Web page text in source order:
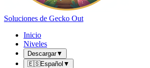
Soluciones de Gecko Out
Inicio
Niveles
Descargar▼
🇪🇸Español ▼